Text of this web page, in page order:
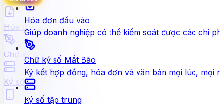
Hóa đơn đầu vào
Giúp doanh nghiệp có thể kiểm soát được các chi
Chữ ký số Mắt Bão
Ký kết hợp đồng, hóa đơn và văn bản mọi lúc, mọi
Ký số tập trung
Hóa đơn đầu vào
Chữ ký số Mắt Bão
Ký số tập trung